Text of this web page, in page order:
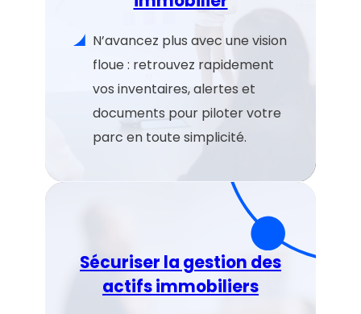
N’avancez plus avec une vision
floue : retrouvez rapidement
vos inventaires, alertes et
documents pour piloter votre
parc en toute simplicité.
Sécuriser la gestion des
actifs immobiliers